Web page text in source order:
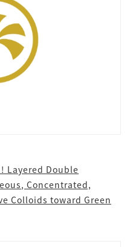
Layered Double
Concentrated,
Colloids toward Green